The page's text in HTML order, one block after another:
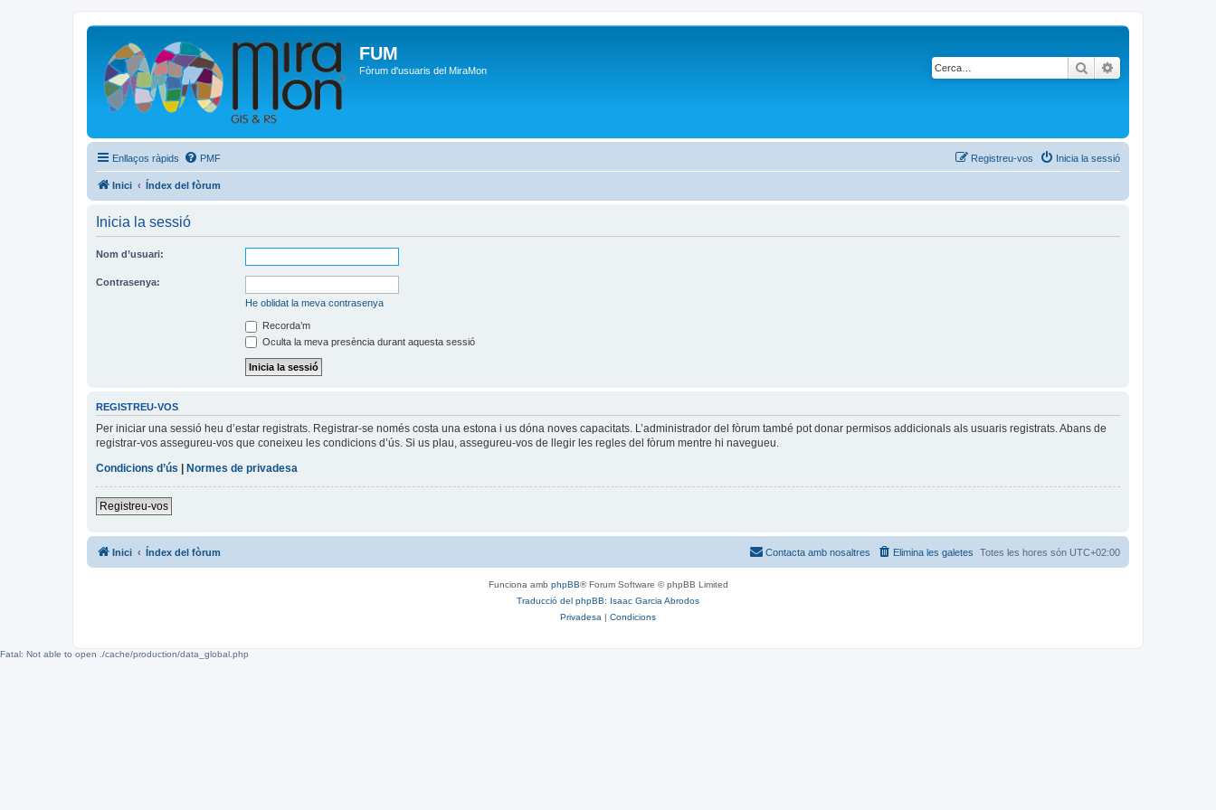
FUM
Fòrum d'usuaris del MiraMon Cerca
Enllaços ràpids PMF Inicia la sessió
Registreu-vos
Inici Índex del fòrum
Inicia la sessió
Nom d’usuari:
Contrasenya:
He oblidat la meva contrasenya
Recorda’m
Oculta la meva presència durant aquesta sessió
REGISTREU-VOS
Per iniciar una sessió heu d’estar registrats. Registrar-se només costa una estona i us dóna noves capacitats. L’administrador del fòrum també pot donar permisos addicionals als usuaris registrats. Abans de
registrar-vos assegureu-vos que coneixeu les condicions d’ús. Si us plau, assegureu-vos de llegir les regles del fòrum mentre hi navegueu.
Condicions d’ús | Normes de privadesa
Registreu-vos
Inici Índex del fòrum Totes les hores són UTC+02:00
Elimina les galetes
Contacta amb nosaltres
Funciona amb phpBB® Forum Software © phpBB Limited
Traducció del phpBB: Isaac Garcia Abrodos
Privadesa | Condicions
Fatal: Not able to open ./cache/production/data_global.php